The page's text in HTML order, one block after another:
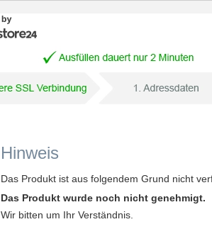
Hinweis
Das Produkt ist aus folgendem Grund nicht
Das Produkt wurde noch nicht genehmigt.
Wir bitten um Ihr Verständnis.